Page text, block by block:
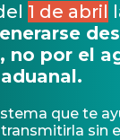
1 de abril
no por el
aduanal.
que te
sin